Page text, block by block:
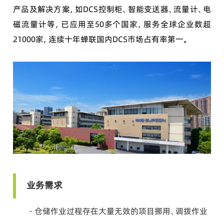
产品及解决方案，如DCS控制柜、智能变送器、流量计、电
磁流量计等，已应用至50多个国家，服务全球企业数超
21000家，连续十年蝉联国内DCS市场占有率第一。
业务需求
- 仓储作业过程存在大量无效的项目挪用、调拨作业